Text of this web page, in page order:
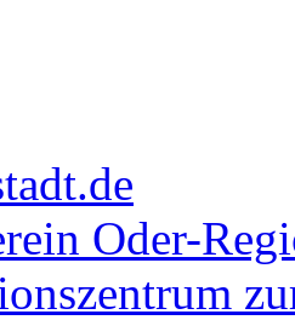
Oder-